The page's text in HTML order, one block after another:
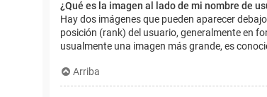
¿Qué es la imagen al lado de mi nombre de
Hay dos imágenes que pueden aparecer
posición (rank) del usuario, generalmente en
usualmente una imagen más grande, es
Arriba